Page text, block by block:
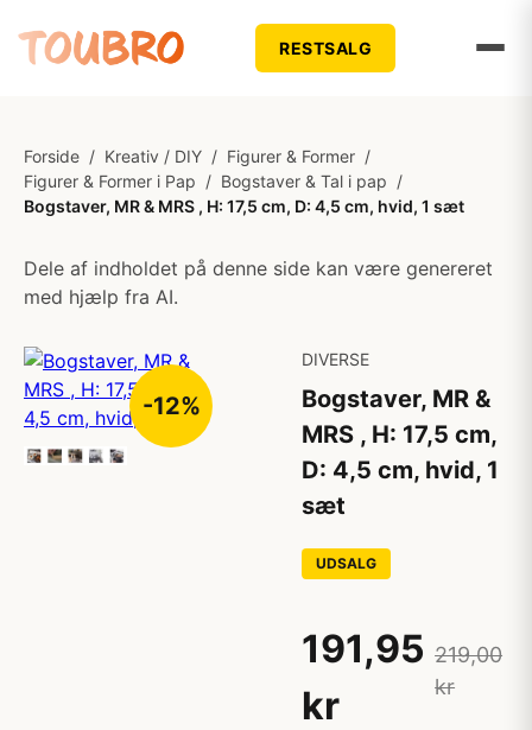
RESTSALG
Forside / Kreativ / DIY / Figurer & Former /
Figurer & Former i Pap / Bogstaver & Tal i pap /
Bogstaver, MR & MRS , H: 17,5 cm, D: 4,5 cm, hvid, 1 sæt
Dele af indholdet på denne side kan være genereret
med hjælp fra AI.
-12%
DIVERSE
Bogstaver, MR &
MRS , H: 17,5 cm,
D: 4,5 cm, hvid, 1
sæt
UDSALG
191,95
kr
219,00
kr